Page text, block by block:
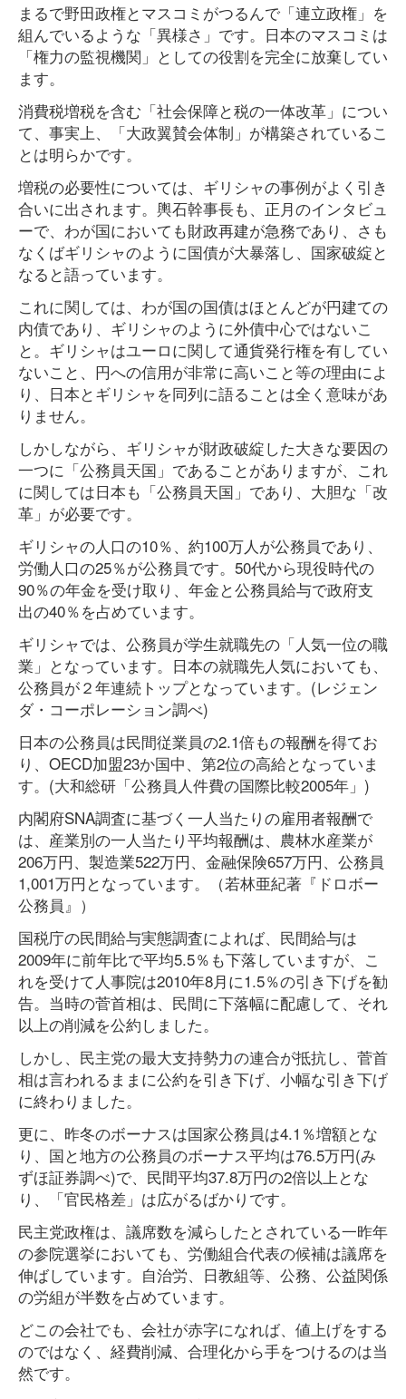
まるで野田政権とマスコミがつるんで「連立政権」を
組んでいるような「異様さ」です。日本のマスコミは
「権力の監視機関」としての役割を完全に放棄してい
ます。
消費税増税を含む「社会保障と税の一体改革」につい
て、事実上、「大政翼賛会体制」が構築されているこ
とは明らかです。
増税の必要性については、ギリシャの事例がよく引き
合いに出されます。輿石幹事長も、正月のインタビュ
ーで、わが国においても財政再建が急務であり、さも
なくばギリシャのように国債が大暴落し、国家破綻と
なると語っています。
これに関しては、わが国の国債はほとんどが円建ての
内債であり、ギリシャのように外債中心ではないこ
と。ギリシャはユーロに関して通貨発行権を有してい
ないこと、円への信用が非常に高いこと等の理由によ
り、日本とギリシャを同列に語ることは全く意味があ
りません。
しかしながら、ギリシャが財政破綻した大きな要因の
一つに「公務員天国」であることがありますが、これ
に関しては日本も「公務員天国」であり、大胆な「改
革」が必要です。
ギリシャの人口の10％、約100万人が公務員であり、
労働人口の25％が公務員です。50代から現役時代の
90％の年金を受け取り、年金と公務員給与で政府支
出の40％を占めています。
ギリシャでは、公務員が学生就職先の「人気一位の職
業」となっています。日本の就職先人気においても、
公務員が２年連続トップとなっています。(レジェン
ダ・コーポレーション調べ)
日本の公務員は民間従業員の2.1倍もの報酬を得てお
り、OECD加盟23か国中、第2位の高給となっていま
す。(大和総研「公務員人件費の国際比較2005年」)
内閣府SNA調査に基づく一人当たりの雇用者報酬で
は、産業別の一人当たり平均報酬は、農林水産業が
206万円、製造業522万円、金融保険657万円、公務員
1,001万円となっています。（若林亜紀著『ドロボー
公務員』）
国税庁の民間給与実態調査によれば、民間給与は
2009年に前年比で平均5.5％も下落していますが、こ
れを受けて人事院は2010年8月に1.5％の引き下げを勧
告。当時の菅首相は、民間に下落幅に配慮して、それ
以上の削減を公約しました。
しかし、民主党の最大支持勢力の連合が抵抗し、菅首
相は言われるままに公約を引き下げ、小幅な引き下げ
に終わりました。
更に、昨冬のボーナスは国家公務員は4.1％増額とな
り、国と地方の公務員のボーナス平均は76.5万円(み
ずほ証券調べ)で、民間平均37.8万円の2倍以上とな
り、「官民格差」は広がるばかりです。
民主党政権は、議席数を減らしたとされている一昨年
の参院選挙においても、労働組合代表の候補は議席を
伸ばしています。自治労、日教組等、公務、公益関係
の労組が半数を占めています。
どこの会社でも、会社が赤字になれば、値上げをする
のではなく、経費削減、合理化から手をつけるのは当
然です。